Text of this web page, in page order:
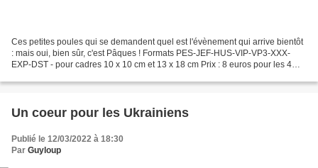
Ces petites poules qui se demandent quel est l'évènement qui arrive bientôt
: mais oui, bien sûr, c'est Pâques ! Formats PES-JEF-HUS-VIP-VP3-XXX-
EXP-DST - pour cadres 10 x 10 cm et 13 x 18 cm Prix : 8 euros pour les 4
Un coeur pour les Ukrainiens
Publié le 12/03/2022 à 18:30
Par Guyloup